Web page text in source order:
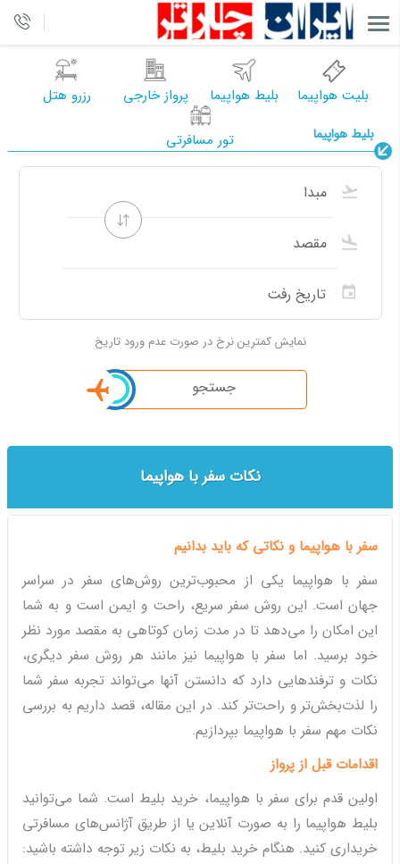
بلیت هواپیما بلیط هواپیما پرواز خارجی رزرو هتل
تور مسافرتی بلیط هواپیما
نمایش کمترین نرخ در صورت عدم ورود تاریخ
جستجو
نکات سفر با هواپیما
سفر با هواپیما و نکاتی که باید بدانیم
سفر با هواپیما یکی از محبوب‌ترین روش‌های سفر در سراسر
جهان است. این روش سفر سریع، راحت و ایمن است و به شما
این امکان را می‌دهد تا در مدت زمان کوتاهی به مقصد مورد نظر
خود برسید. اما سفر با هواپیما نیز مانند هر روش سفر دیگری،
نکات و ترفندهایی دارد که دانستن آنها می‌تواند تجربه سفر شما
را لذت‌بخش‌تر و راحت‌تر کند. در این مقاله، قصد داریم به بررسی
نکات مهم سفر با هواپیما بپردازیم.
اقدامات قبل از پرواز
اولین قدم برای سفر با هواپیما، خرید بلیط است. شما می‌توانید
بلیط هواپیما را به صورت آنلاین یا از طریق آژانس‌های مسافرتی
خریداری کنید. هنگام خرید بلیط، به نکات زیر توجه داشته باشید: